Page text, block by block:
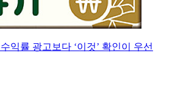
수익률 광고보다 ‘이것’ 확인이 우선